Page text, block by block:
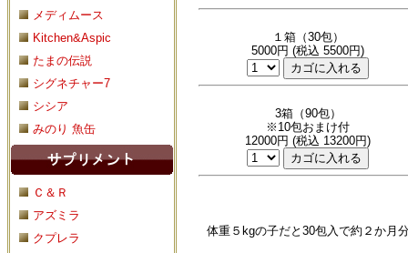
メディムース
Kitchen&Aspic
たまの伝説
シグネチャー7
シシア
みのり 魚缶
Ｃ＆Ｒ
アズミラ
クプレラ
１箱（30包）
5000円 (税込 5500円)
3箱（90包）
※10包おまけ付
12000円 (税込 13200円)
体重５kgの子だと30包入で約２か月